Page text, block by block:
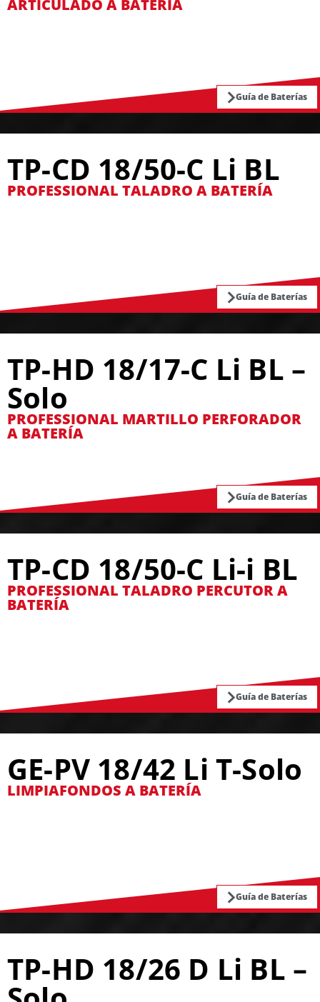
ARTICULADO A BATERÍA
Guía de Baterías
TP-CD 18/50-C Li BL
PROFESSIONAL TALADRO A BATERÍA
Guía de Baterías
TP-HD 18/17-C Li BL –
Solo
PROFESSIONAL MARTILLO PERFORADOR
A BATERÍA
Guía de Baterías
TP-CD 18/50-C Li-i BL
PROFESSIONAL TALADRO PERCUTOR A
BATERÍA
Guía de Baterías
GE-PV 18/42 Li T-Solo
LIMPIAFONDOS A BATERÍA
Guía de Baterías
TP-HD 18/26 D Li BL –